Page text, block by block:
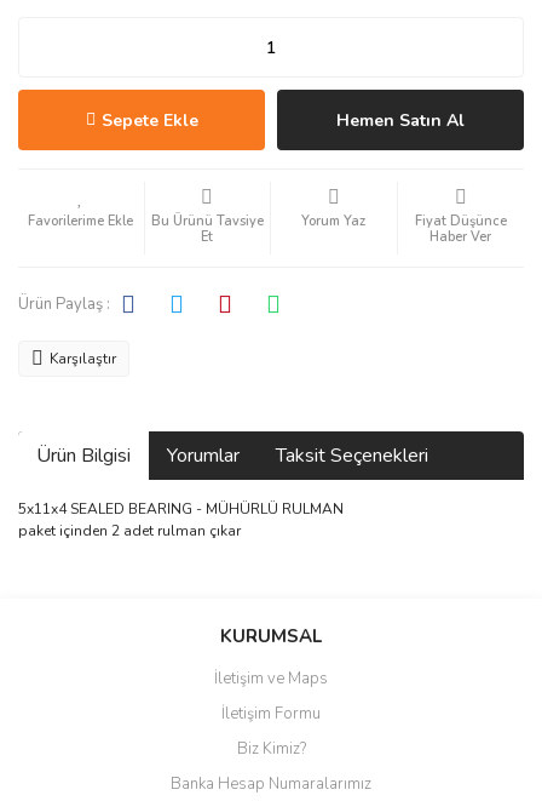
Sepete Ekle Hemen Satın Al
Bu Ürünü Tavsiye
Et
Yorum Yaz
Fiyat Düşünce
Haber Ver
Ürün Paylaş :
Karşılaştır
Ürün Bilgisi Yorumlar Taksit Seçenekleri
5x11x4 SEALED BEARING - MÜHÜRLÜ RULMAN
paket içinden 2 adet rulman çıkar
Bu ürüne ilk yorumu siz yapın!
Yorum Yaz
KURUMSAL
İletişim ve Maps
İletişim Formu
Biz Kimiz?
Banka Hesap Numaralarımız